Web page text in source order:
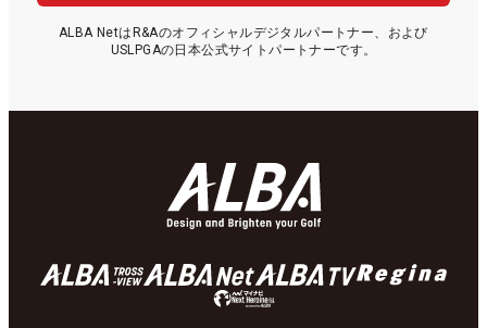
ALBA NetはR&Aのオフィシャルデジタルパートナー、および
USLPGAの日本公式サイトパートナーです。